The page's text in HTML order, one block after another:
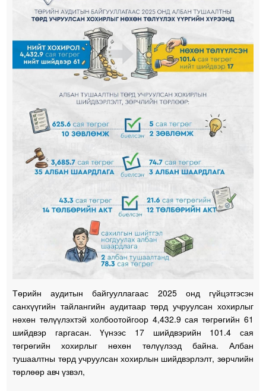
Төрийн аудитын байгууллагаас 2025 онд гүйцэтгэсэн
санхүүгийн тайлангийн аудитаар төрд учруулсан хохирлыг
нөхөн төлүүлэхтэй холбоотойгоор 4,432.9 сая төгрөгийн 61
шийдвэр гаргасан. Үүнээс 17 шийдвэрийн 101.4 сая
төгрөгийн хохирлыг нөхөн төлүүлээд байна. Албан
тушаалтны төрд учруулсан хохирлын шийдвэрлэлт, зөрчлийн
төрлөөр авч үзвэл,